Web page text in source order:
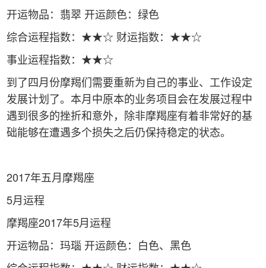
开运物品：翡翠 开运颜色：绿色
综合运程指数：★★☆ 财运指数：★★☆
事业运程指数：★★☆
到了四月份摩羯们需要重新为自己的事业、工作设定
发展计划了。本月中原本的业务项目会在发展过程中
遇到很多的挫折和意外，除非摩羯座有着非常好的基
础能够在遭遇多个损失之后仍保持稳定的状态。
2017年五月摩羯座
5月运程
摩羯座2017年5月运程
开运物品：玛瑙 开运颜色：白色、黑色